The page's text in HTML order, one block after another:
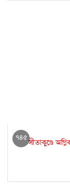
৭৪৫সীতাকুণ্ডে